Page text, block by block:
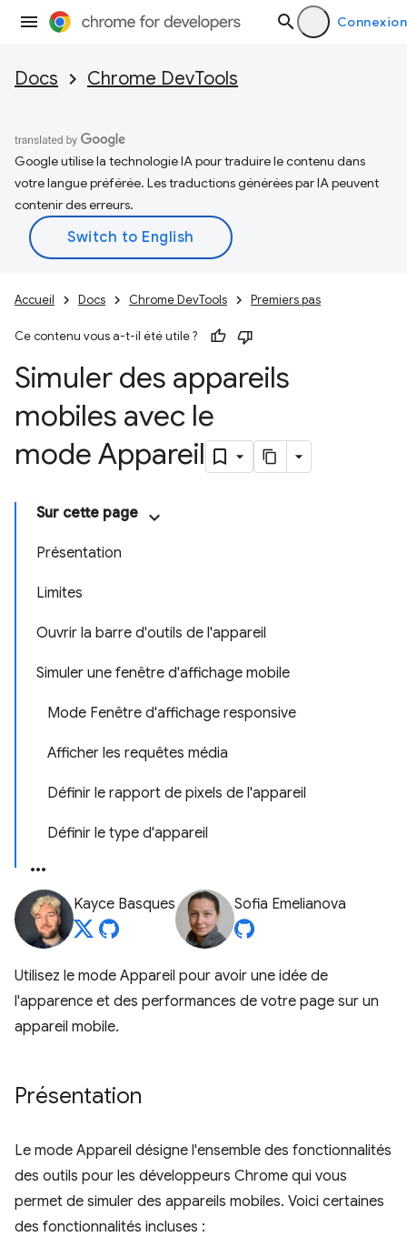
Connexion
Docs Chrome DevTools
Google utilise la technologie IA pour traduire le contenu dans
votre langue préférée. Les traductions générées par IA peuvent
contenir des erreurs.
Accueil Docs Chrome DevTools Premiers pas
Ce contenu vous a-t-il été utile ?
Simuler des appareils
mobiles avec le
mode Appareil
Sur cette page
Présentation
Limites
Ouvrir la barre d'outils de l'appareil
Simuler une fenêtre d'affichage mobile
Mode Fenêtre d'affichage responsive
Afficher les requêtes média
Définir le rapport de pixels de l'appareil
Définir le type d'appareil
Kayce Basques Sofia Emelianova
Utilisez le mode Appareil pour avoir une idée de
l'apparence et des performances de votre page sur un
appareil mobile.
Présentation
Le mode Appareil désigne l'ensemble des fonctionnalités
des outils pour les développeurs Chrome qui vous
permet de simuler des appareils mobiles. Voici certaines
des fonctionnalités incluses :